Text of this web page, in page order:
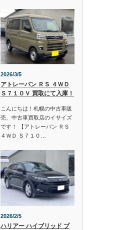
2026/3/5
アトレーバン ＲＳ ４ＷＤ
Ｓ７１０Ｖ 買取にて入庫！
こんにちは！札幌の中古車販
売、中古車買取店のイサイズ
です！ 【アトレーバン ＲＳ
４ＷＤ Ｓ７１０…
2026/2/5
ハリアー ハイブリッド プ